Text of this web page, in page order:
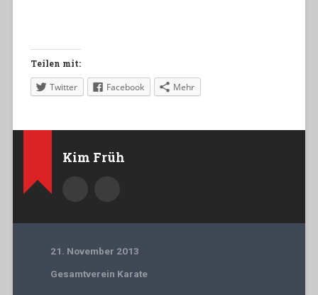
Teilen mit:
Twitter Facebook Mehr
Kim Früh
21. November 2013
Gesamtverein Karate